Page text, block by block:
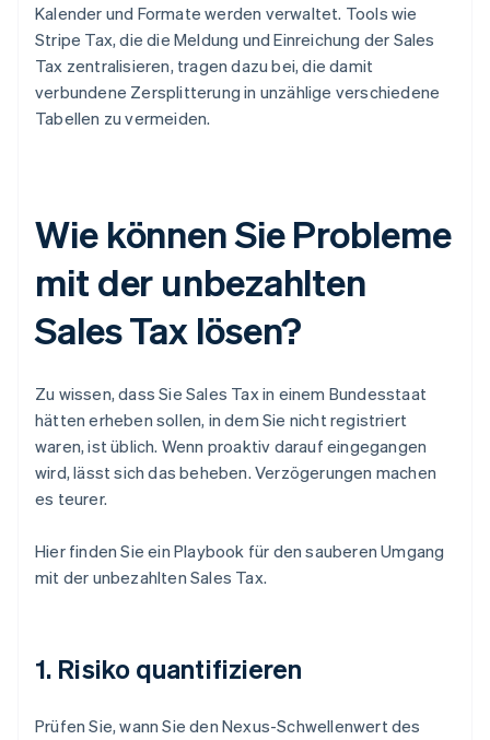
Kalender und Formate werden verwaltet. Tools wie
Stripe Tax, die die Meldung und Einreichung der Sales
Tax zentralisieren, tragen dazu bei, die damit
verbundene Zersplitterung in unzählige verschiedene
Tabellen zu vermeiden.
Wie können Sie Probleme
mit der unbezahlten
Sales Tax lösen?
Zu wissen, dass Sie Sales Tax in einem Bundesstaat
hätten erheben sollen, in dem Sie nicht registriert
waren, ist üblich. Wenn proaktiv darauf eingegangen
wird, lässt sich das beheben. Verzögerungen machen
es teurer.
Hier finden Sie ein Playbook für den sauberen Umgang
mit der unbezahlten Sales Tax.
1. Risiko quantifizieren
Prüfen Sie, wann Sie den Nexus-Schwellenwert des